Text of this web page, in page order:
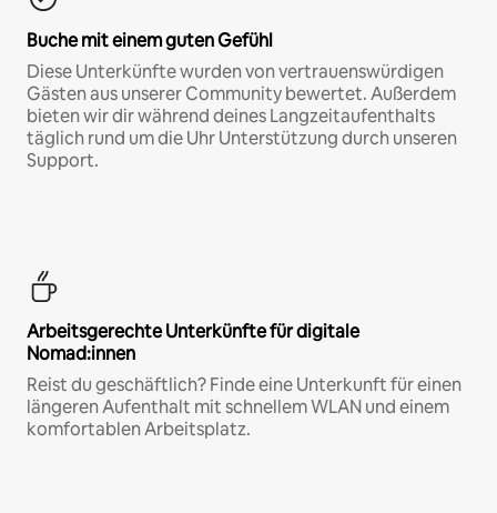
Buche mit einem guten Gefühl
Diese Unterkünfte wurden von vertrauenswürdigen
Gästen aus unserer Community bewertet. Außerdem
bieten wir dir während deines Langzeitaufenthalts
täglich rund um die Uhr Unterstützung durch unseren
Support.
Arbeitsgerechte Unterkünfte für digitale
Nomad:innen
Reist du geschäftlich? Finde eine Unterkunft für einen
längeren Aufenthalt mit schnellem WLAN und einem
komfortablen Arbeitsplatz.